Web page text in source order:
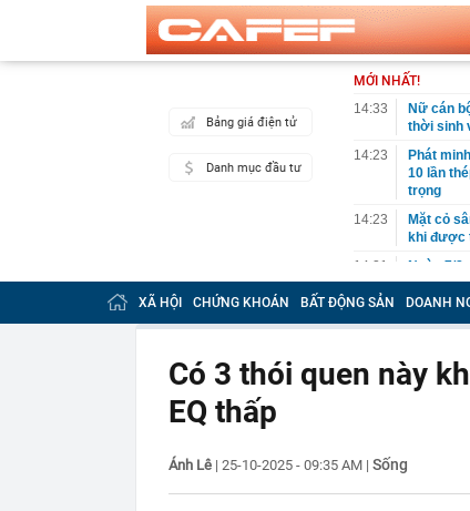
Bảng giá điện tử
Danh mục đầu tư
MỚI NHẤT!
14:33
Nữ cán
thời sinh
14:23
Phát
10 lần
trọng
14:23
Mặt cỏ
khi được
14:21
Ngày 7/8:
14:21
Việt Nam
Sơn Hải
giao công
14:18
Vinamilk
14:15
XÃ HỘI CHỨNG KHOÁN BẤT ĐỘNG SẢN DOANH
Có 3 thói quen này
EQ thấp
Ánh Lê | 25-10-2025 - 09:35 AM | Sống